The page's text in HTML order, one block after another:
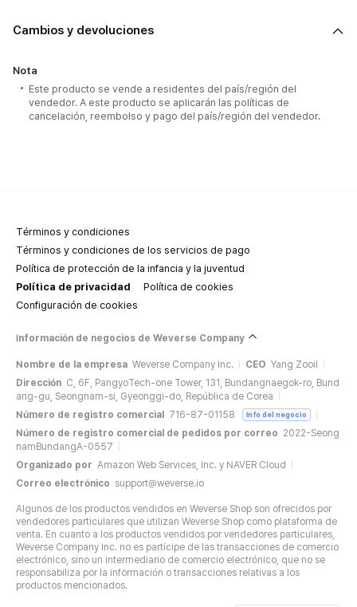
Cambios y devoluciones
Nota
Este producto se vende a residentes del país/región del
vendedor. A este producto se aplicarán las políticas de
cancelación, reembolso y pago del país/región del vendedor.
Términos y condiciones
Términos y condiciones de los servicios de pago
Política de protección de la infancia y la juventud
Política de privacidad
Política de cookies
Configuración de cookies
Información de negocios de Weverse Company
Nombre de la empresa Weverse Company Inc. CEO Yang Zooil
Dirección C, 6F, PangyoTech-one Tower, 131, Bundangnaegok-ro, Bund
ang-gu, Seongnam-si, Gyeonggi-do, República de Corea
Número de registro comercial
716-87-01158 Info del negocio
Número de registro comercial de pedidos por correo 2022-Seong
namBundangA-0557
Organizado por Amazon Web Services, Inc. y NAVER Cloud
Correo electrónico support@weverse.io
Algunos de los productos vendidos en Weverse Shop son ofrecidos por
vendedores particulares que utilizan Weverse Shop como plataforma de
venta. En cuanto a los productos vendidos por vendedores particulares,
Weverse Company Inc. no es partícipe de las transacciones de comercio
electrónico, sino un intermediario de comercio electrónico, que no se
responsabiliza por la información o transacciones relativas a los
productos mencionados.